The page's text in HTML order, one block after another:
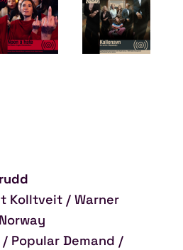
Kolltveit / Warner
Popular Demand /